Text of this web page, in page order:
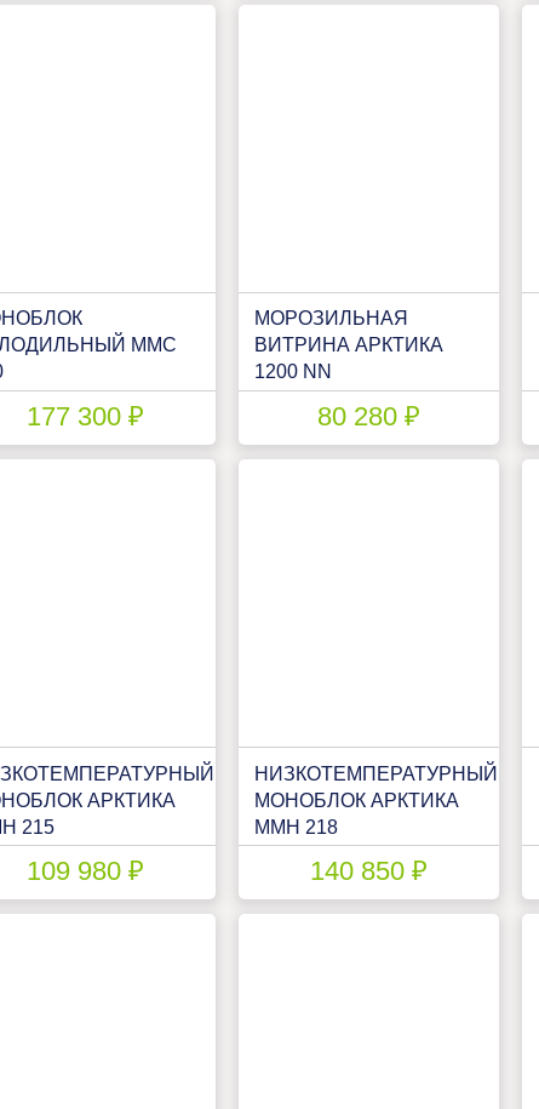
ММС
177 300 ₽
МОРОЗИЛЬНАЯ
ВИТРИНА АРКТИКА
1200 NN
80 280 ₽
АРКТИКА
215
109 980 ₽
НИЗКОТЕМПЕРАТУРНЫЙ
МОНОБЛОК АРКТИКА
ММН 218
140 850 ₽